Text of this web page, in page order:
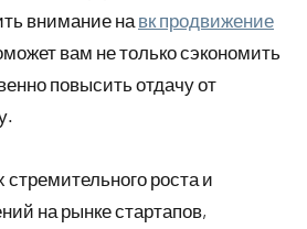
внимание на вк продвижение
вам не только сэкономить
повысить отдачу от
стремительного роста и
на рынке стартапов,